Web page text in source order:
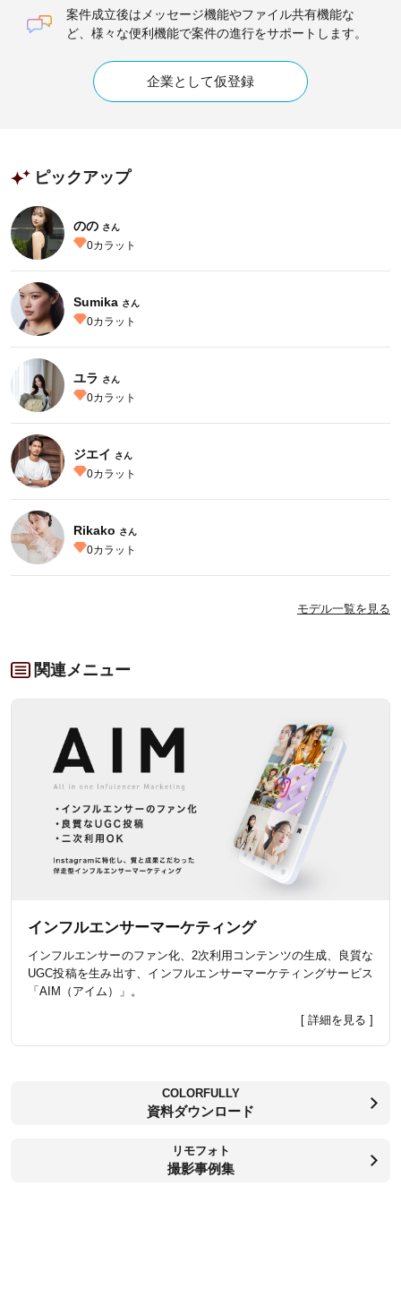
案件成立後はメッセージ機能やファイル共有機能な
ど、様々な便利機能で案件の進行をサポートします。
企業として仮登録
ピックアップ
のの さん
0カラット
Sumika さん
0カラット
ユラ さん
0カラット
ジエイ さん
0カラット
Rikako さん
0カラット
モデル一覧を見る
関連メニュー
インフルエンサーマーケティング
インフルエンサーのファン化、2次利用コンテンツの生成、良質な
UGC投稿を生み出す、インフルエンサーマーケティングサービス
「AIM（アイム）」。
[ 詳細を見る ]
COLORFULLY
資料ダウンロード
リモフォト
撮影事例集